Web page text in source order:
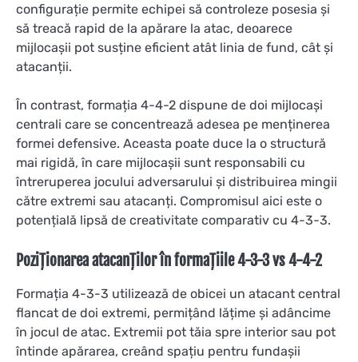
configurație permite echipei să controleze posesia și
să treacă rapid de la apărare la atac, deoarece
mijlocașii pot susține eficient atât linia de fund, cât și
atacanții.
În contrast, formația 4-4-2 dispune de doi mijlocași
centrali care se concentrează adesea pe menținerea
formei defensive. Aceasta poate duce la o structură
mai rigidă, în care mijlocașii sunt responsabili cu
întreruperea jocului adversarului și distribuirea mingii
către extremi sau atacanți. Compromisul aici este o
potențială lipsă de creativitate comparativ cu 4-3-3.
Poziționarea atacanților în formațiile 4-3-3 vs 4-4-2
Formația 4-3-3 utilizează de obicei un atacant central
flancat de doi extremi, permițând lățime și adâncime
în jocul de atac. Extremii pot tăia spre interior sau pot
întinde apărarea, creând spațiu pentru fundașii